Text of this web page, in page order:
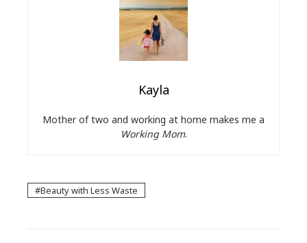
Kayla
Mother of two and working at home makes me a
Working Mom.
Beauty with Less Waste